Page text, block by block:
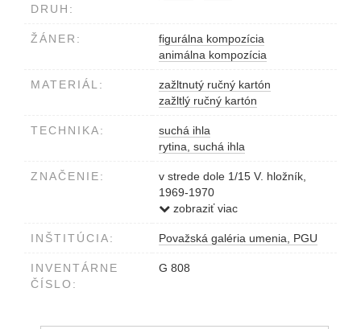
DRUH:
ŽÁNER:
figurálna kompozícia
animálna kompozícia
MATERIÁL:
zažltnutý ručný kartón
zažltlý ručný kartón
TECHNIKA:
suchá ihla
rytina, suchá ihla
ZNAČENIE:
v strede dole 1/15 V. hložník,
1969-1970
ceruzou (v riadkoch pod sebou)
zobraziť viac
INŠTITÚCIA: Považská galéria umenia, PGU
INVENTÁRNE
ČÍSLO:
G 808